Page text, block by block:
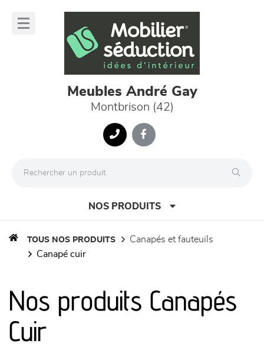
Meubles André Gay
Montbrison (42)
NOS PRODUITS
séjours
meubles de complément
TOUS NOS PRODUITS
canapés et fauteuils
canapé cuir
Nos produits Canapés
Cuir